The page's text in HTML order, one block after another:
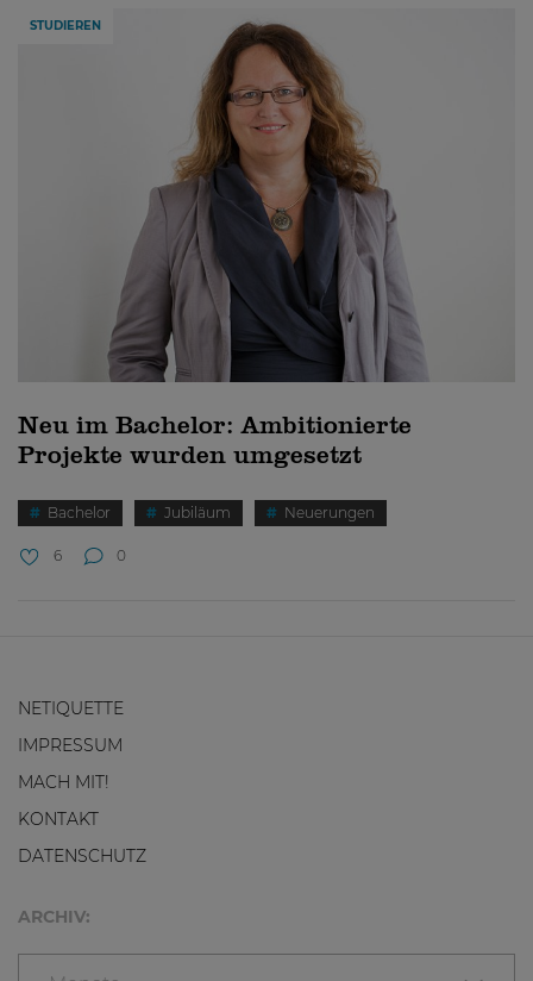
STUDIEREN
Neu im Bachelor: Ambitionierte
Projekte wurden umgesetzt
Bachelor Jubiläum Neuerungen
6 0
NETIQUETTE
IMPRESSUM
MACH MIT!
KONTAKT
DATENSCHUTZ
ARCHIV: